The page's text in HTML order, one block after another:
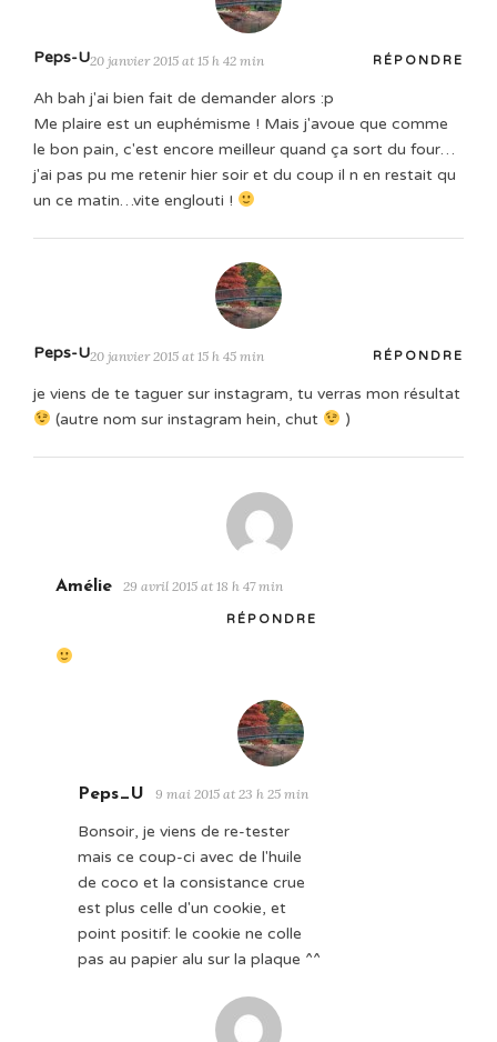
Peps-U20 janvier 2015 at 15 h 42 min RÉPONDRE
Ah bah j'ai bien fait de demander alors :p
Me plaire est un euphémisme ! Mais j'avoue que comme
le bon pain, c'est encore meilleur quand ça sort du four…
j'ai pas pu me retenir hier soir et du coup il n en restait qu
un ce matin…vite englouti !
Peps-U20 janvier 2015 at 15 h 45 min RÉPONDRE
je viens de te taguer sur instagram, tu verras mon résultat
(autre nom sur instagram hein, chut
)
Amélie 29 avril 2015 at 18 h 47 min
RÉPONDRE
Peps_U 9 mai 2015 at 23 h 25 min
Bonsoir, je viens de re-tester
mais ce coup-ci avec de l'huile
de coco et la consistance crue
est plus celle d'un cookie, et
point positif: le cookie ne colle
pas au papier alu sur la plaque ^^